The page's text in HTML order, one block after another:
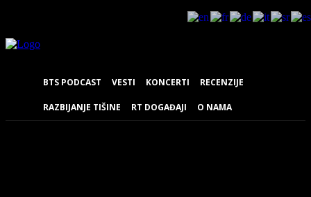
BTS PODCAST VESTI KONCERTI RECENZIJE
RAZBIJANJE TIŠINE RT DOGAĐAJI O NAMA